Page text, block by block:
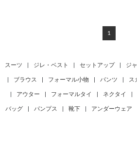
1
スーツ ジレ・ベスト セットアップ ジ
ブラウス フォーマル小物 パンツ ス
アウター フォーマルタイ ネクタイ
バッグ パンプス 靴下 アンダーウェア